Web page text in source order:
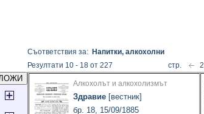
Съответствия за: Напитки, алкохолни
Резултати 10 - 18 от 227
стр.
Алкохолът и алкохолизмът
Здравие [вестник]
бр. 18, 15/09/1885